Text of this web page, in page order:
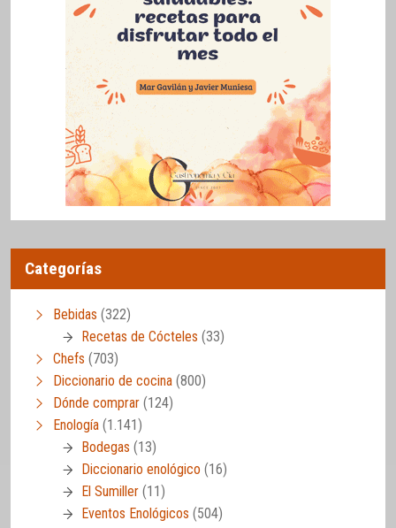
Categorías
Bebidas (322)
Recetas de Cócteles (33)
Chefs (703)
Diccionario de cocina (800)
Dónde comprar (124)
Enología (1.141)
Bodegas (13)
Diccionario enológico (16)
El Sumiller (11)
Eventos Enológicos (504)